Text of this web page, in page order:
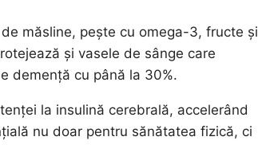
măsline, pește cu omega-3, fructe și
și vasele de sânge care
demență cu până la 30%.
la insulină cerebrală, accelerând
nu doar pentru sănătatea fizică, ci